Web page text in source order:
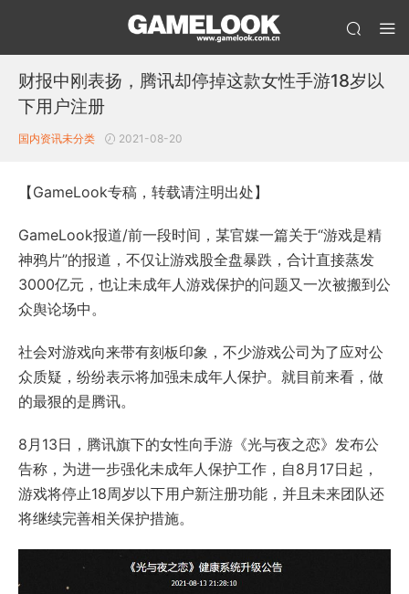
财报中刚表扬，腾讯却停掉这款女性手游18岁以
下用户注册
国内资讯未分类 2021-08-20
【GameLook专稿，转载请注明出处】
GameLook报道/前一段时间，某官媒一篇关于“游戏是精
神鸦片”的报道，不仅让游戏股全盘暴跌，合计直接蒸发
3000亿元，也让未成年人游戏保护的问题又一次被搬到公
众舆论场中。
社会对游戏向来带有刻板印象，不少游戏公司为了应对公
众质疑，纷纷表示将加强未成年人保护。就目前来看，做
的最狠的是腾讯。
8月13日，腾讯旗下的女性向手游《光与夜之恋》发布公
告称，为进一步强化未成年人保护工作，自8月17日起，
游戏将停止18周岁以下用户新注册功能，并且未来团队还
将继续完善相关保护措施。